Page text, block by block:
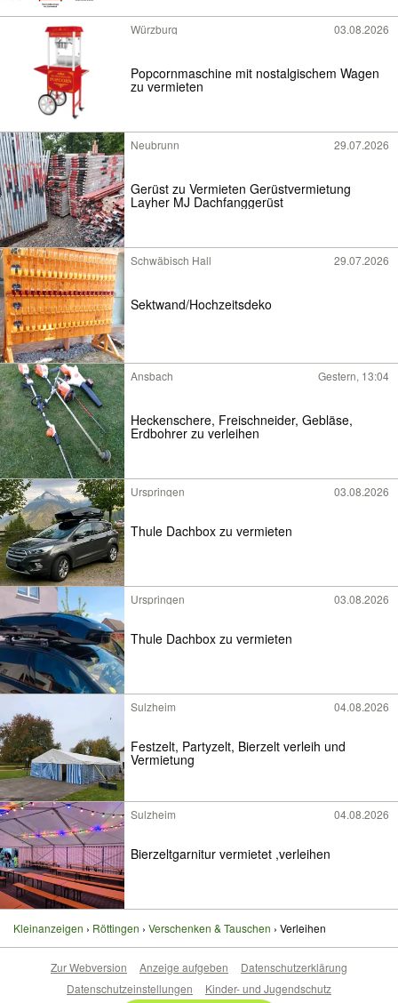
Würzburg 03.08.2026
Popcornmaschine mit nostalgischem Wagen
zu vermieten
Neubrunn 29.07.2026
Gerüst zu Vermieten Gerüstvermietung
Layher MJ Dachfanggerüst
Schwäbisch Hall 29.07.2026
Sektwand/Hochzeitsdeko
Ansbach Gestern, 13:04
Heckenschere, Freischneider, Gebläse,
Erdbohrer zu verleihen
Urspringen 03.08.2026
Thule Dachbox zu vermieten
Urspringen 03.08.2026
Thule Dachbox zu vermieten
Sulzheim 04.08.2026
Festzelt, Partyzelt, Bierzelt verleih und
Vermietung
Sulzheim 04.08.2026
Bierzeltgarnitur vermietet ,verleihen
Kleinanzeigen Röttingen Verschenken & Tauschen Verleihen
Zur Webversion Anzeige aufgeben
Datenschutzerklärung
Datenschutzeinstellungen
Kinder- und Jugendschutz